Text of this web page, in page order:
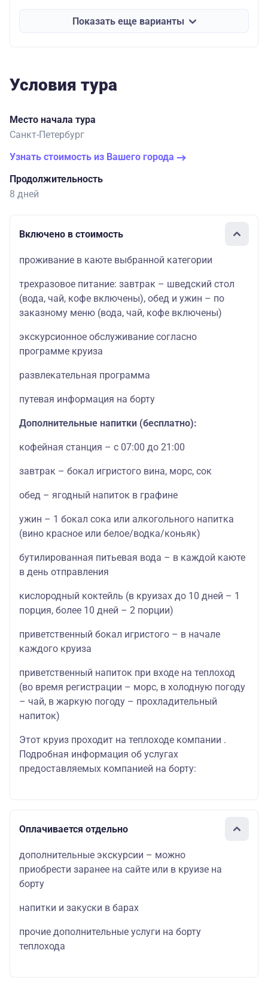
Показать еще варианты
Условия тура
Место начала тура
Санкт-Петербург
Узнать стоимость из Вашего города
Продолжительность
8 дней
Включено в стоимость
проживание в каюте выбранной категории
трехразовое питание: завтрак – шведский стол
(вода, чай, кофе включены), обед и ужин – по
заказному меню (вода, чай, кофе включены)
экскурсионное обслуживание согласно
программе круиза
развлекательная программа
путевая информация на борту
Дополнительные напитки (бесплатно):
кофейная станция – с 07:00 до 21:00
завтрак – бокал игристого вина, морс, сок
обед – ягодный напиток в графине
ужин – 1 бокал сока или алкогольного напитка
(вино красное или белое/водка/коньяк)
бутилированная питьевая вода – в каждой каюте
в день отправления
кислородный коктейль (в круизах до 10 дней – 1
порция, более 10 дней – 2 порции)
приветственный бокал игристого – в начале
каждого круиза
приветственный напиток при входе на теплоход
(во время регистрации – морс, в холодную погоду
– чай, в жаркую погоду – прохладительный
напиток)
Этот круиз проходит на теплоходе компании .
Подробная информация об услугах
предоставляемых компанией на борту:
Оплачивается отдельно
дополнительные экскурсии – можно
приобрести заранее на сайте или в круизе на
борту
напитки и закуски в барах
прочие дополнительные услуги на борту
теплохода